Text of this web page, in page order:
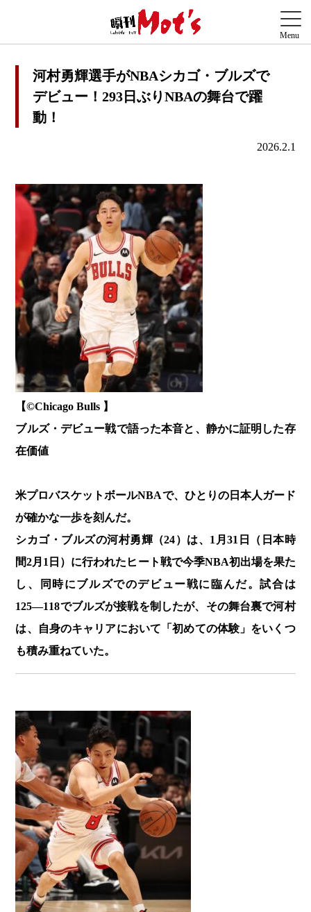
河村勇輝選手がNBAシカゴ・ブルズで
デビュー！293日ぶりNBAの舞台で躍
動！
2026.2.1
【©️Chicago Bulls 】
ブルズ・デビュー戦で語った本音と、静かに証明した存
在価値
米プロバスケットボールNBAで、ひとりの日本人ガード
が確かな一歩を刻んだ。
シカゴ・ブルズの河村勇輝（24）は、1月31日（日本時
間2月1日）に行われたヒート戦で今季NBA初出場を果た
し、同時にブルズでのデビュー戦に臨んだ。試合は
125―118でブルズが接戦を制したが、その舞台裏で河村
は、自身のキャリアにおいて「初めての体験」をいくつ
も積み重ねていた。